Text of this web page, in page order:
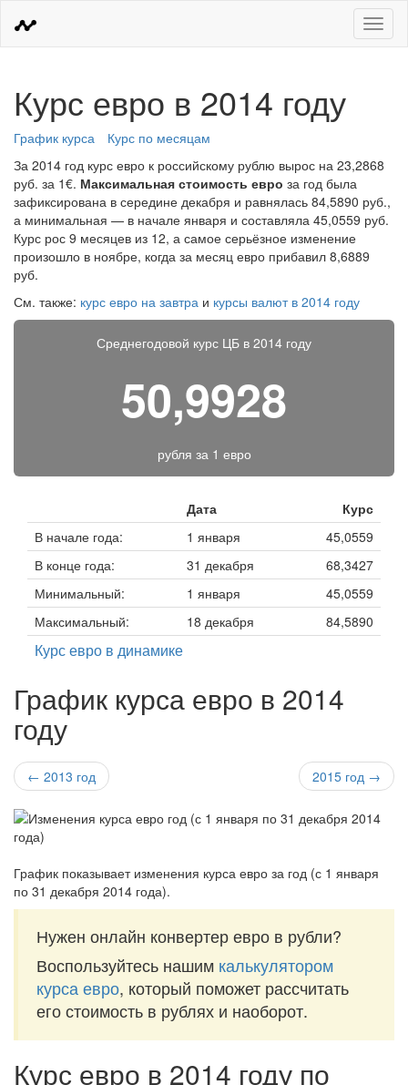
Меню
Курс евро в 2014 году
График курса
Курс по месяцам
За 2014 год курс евро к российскому рублю вырос на 23,2868
руб. за 1€. Максимальная стоимость евро за год была
зафиксирована в середине декабря и равнялась 84,5890 руб.,
а минимальная — в начале января и составляла 45,0559 руб.
Курс рос 9 месяцев из 12, а самое серьёзное изменение
произошло в ноябре, когда за месяц евро прибавил 8,6889
руб.
См. также: курс евро на завтра и курсы валют в 2014 году
Среднегодовой курс ЦБ в 2014 году
50,9928
рубля за 1 евро
Дата
Курс
В начале года:
1 января
45,0559
В конце года:
31 декабря
68,3427
Минимальный:
1 января
45,0559
Максимальный:
18 декабря 84,5890
Курс евро в динамике
График курса евро в 2014
году
← 2013 год 2015 год →
График показывает изменения курса евро за год (с 1 января
по 31 декабря 2014 года).
Нужен онлайн конвертер евро в рубли?
Воспользуйтесь нашим калькулятором
курса евро, который поможет рассчитать
его стоимость в рублях и наоборот.
Курс евро в 2014 году по